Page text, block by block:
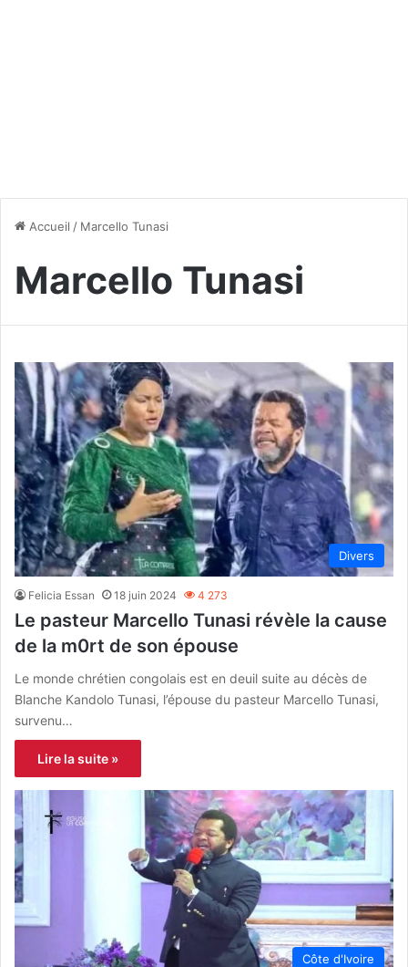
Accueil / Marcello Tunasi
Marcello Tunasi
Divers
Felicia Essan 18 juin 2024 4 273
Le pasteur Marcello Tunasi révèle la cause
de la m0rt de son épouse
Le monde chrétien congolais est en deuil suite au décès de
Blanche Kandolo Tunasi, l’épouse du pasteur Marcello Tunasi,
survenu…
Lire la suite »
Côte d'Ivoire